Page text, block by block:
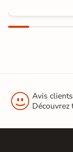
 Avis clients
Découvrez